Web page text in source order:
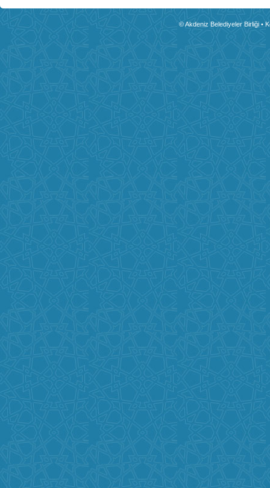
© Akdeniz Belediyeler Birliği •